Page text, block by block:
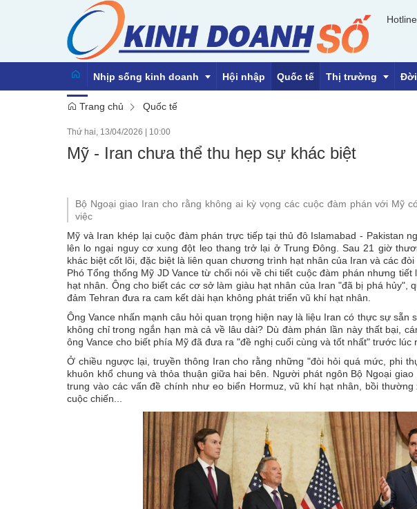
Nhịp sống kinh doanh
Emagazine
Hội nhập Quốc tế Thị trường
Trang chủ Quốc tế
Thứ hai, 13/04/2026 10:00
Mỹ - Iran chưa thể thu hẹp sự khác biệt
Bộ Ngoại giao Iran cho rằng không ai kỳ vọng các cuộc đàm phán với Mỹ
việc
Mỹ và Iran khép lại cuộc đàm phán trực tiếp tại thủ đô Islamabad - Pakistan
lên lo ngại nguy cơ xung đột leo thang trở lại ở Trung Đông. Sau 21 giờ
khác biệt cốt lõi, đặc biệt là liên quan chương trình hạt nhân của Iran và các
Phó Tổng thống Mỹ JD Vance từ chối nói về chi tiết cuộc đàm phán nhưng
hạt nhân. Ông cho biết các cơ sở làm giàu hạt nhân của Iran "đã bị phá hủy",
đảm Tehran đưa ra cam kết dài hạn không phát triển vũ khí hạt nhân.
Ông Vance nhấn mạnh câu hỏi quan trọng hiện nay là liệu Iran có thực sự sẵn
không chỉ trong ngắn hạn mà cả về lâu dài? Dù đàm phán lần này thất bại,
ông Vance cho biết phía Mỹ đã đưa ra "đề nghị cuối cùng và tốt nhất" trước
Ở chiều ngược lại, truyền thông Iran cho rằng những "đòi hỏi quá mức, phi
khuôn khổ chung và thỏa thuận giữa hai bên. Người phát ngôn Bộ Ngoại
trung vào các vấn đề chính như eo biển Hormuz, vũ khí hạt nhân, bồi
cuộc chiến...